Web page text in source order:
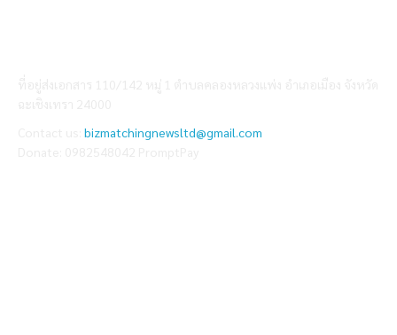
bizmatchingnewsltd@gmail.com